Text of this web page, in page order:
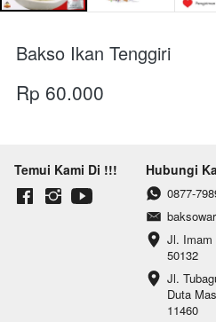
Bakso Ikan Tenggiri
Rp 60.000
Temui Kami Di !!! Hubungi
0877-
Jl. Imam
50132
Jl.
Duta
11460